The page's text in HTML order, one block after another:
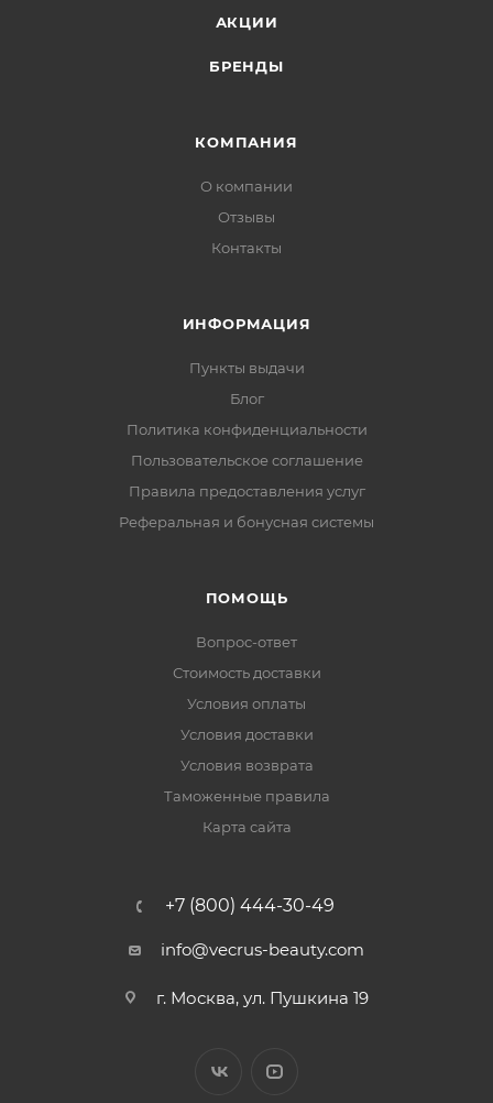
АКЦИИ
БРЕНДЫ
КОМПАНИЯ
О компании
Отзывы
Контакты
ИНФОРМАЦИЯ
Пункты выдачи
Блог
Политика конфиденциальности
Пользовательское соглашение
Правила предоставления услуг
Реферальная и бонусная системы
ПОМОЩЬ
Вопрос-ответ
Стоимость доставки
Условия оплаты
Условия доставки
Условия возврата
Таможенные правила
Карта сайта
+7 (800) 444-30-49
info@vecrus-beauty.com
г. Москва, ул. Пушкина 19